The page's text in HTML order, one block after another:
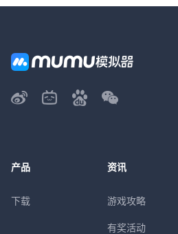
产品
下载
资讯
游戏攻略
有奖活动